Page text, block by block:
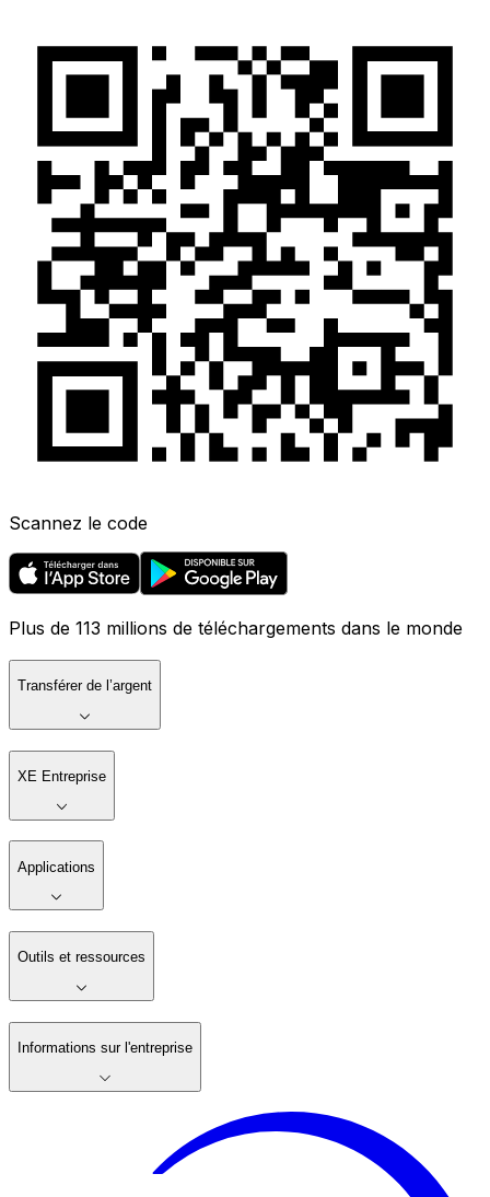
Scannez le code
Plus de 113 millions de téléchargements dans le monde
Transférer de l’argent
XE Entreprise
Applications
Outils et ressources
Informations sur l'entreprise